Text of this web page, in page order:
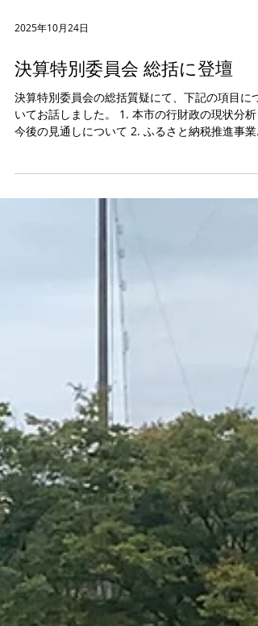
2025年10月24日
決算特別委員会 総括に登壇
今後の見通しについて 2. ふるさと納税推進事業
効果検証と今後の取り組みについて（企業版ふる
DX推進計画の実施状況について 4. 公共交通事業
への支援のあり方と効果検証について（地域公共
交通計画策定事業） 5. 京田辺クロスパークの今
の運用形態について（田辺公園拡張整備事業）
otanabe/WebView/rd/speech.html?
は下記からご覧いただけます。 9/30 防災・財政
https://smart.discussvision.net/smart/tenant/
otanabe/WebView/rd/spe